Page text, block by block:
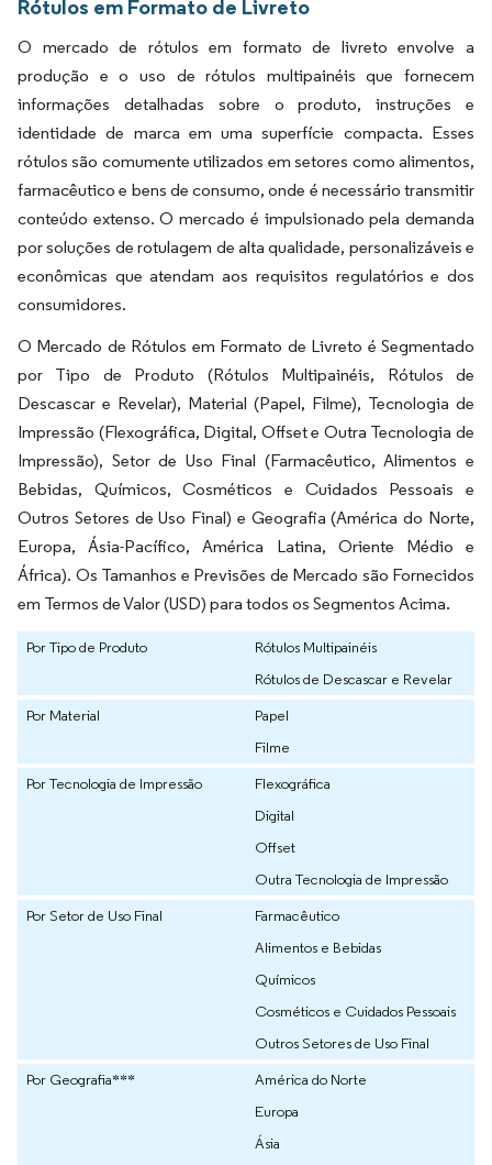
Rótulos em Formato de Livreto
O mercado de rótulos em formato de livreto envolve a
produção e o uso de rótulos multipainéis que fornecem
informações detalhadas sobre o produto, instruções e
identidade de marca em uma superfície compacta. Esses
rótulos são comumente utilizados em setores como alimentos,
farmacêutico e bens de consumo, onde é necessário transmitir
conteúdo extenso. O mercado é impulsionado pela demanda
por soluções de rotulagem de alta qualidade, personalizáveis e
econômicas que atendam aos requisitos regulatórios e dos
consumidores.
O Mercado de Rótulos em Formato de Livreto é Segmentado
por Tipo de Produto (Rótulos Multipainéis, Rótulos de
Descascar e Revelar), Material (Papel, Filme), Tecnologia de
Impressão (Flexográfica, Digital, Offset e Outra Tecnologia de
Impressão), Setor de Uso Final (Farmacêutico, Alimentos e
Bebidas, Químicos, Cosméticos e Cuidados Pessoais e
Outros Setores de Uso Final) e Geografia (América do Norte,
Europa, Ásia-Pacífico, América Latina, Oriente Médio e
África). Os Tamanhos e Previsões de Mercado são Fornecidos
em Termos de Valor (USD) para todos os Segmentos Acima.
Por Tipo de Produto
Rótulos Multipainéis
Rótulos de Descascar e Revelar
Por Material
Papel
Filme
Por Tecnologia de Impressão
Flexográfica
Digital
Offset
Outra Tecnologia de Impressão
Por Setor de Uso Final
Farmacêutico
Alimentos e Bebidas
Químicos
Cosméticos e Cuidados Pessoais
Outros Setores de Uso Final
Por Geografia***
América do Norte
Europa
Ásia